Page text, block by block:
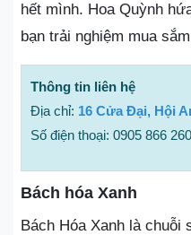
hết mình. Hoa Quỳnh
bạn trải nghiệm mua
Thông tin liên hệ
Địa chỉ: 16 Cửa Đại, Hội
Số điện thoại: 0905 866 260
Bách hóa Xanh
Bách Hóa Xanh là chuỗi